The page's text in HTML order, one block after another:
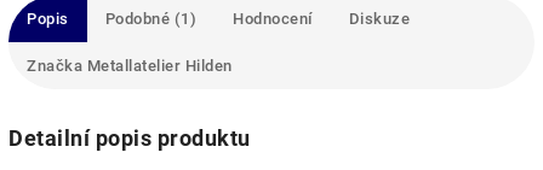
Popis Podobné (1) Hodnocení Diskuze
Značka Metallatelier Hilden
Detailní popis produktu